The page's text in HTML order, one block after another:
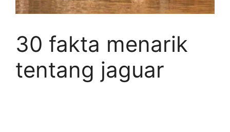
30 fakta menarik
tentang jaguar